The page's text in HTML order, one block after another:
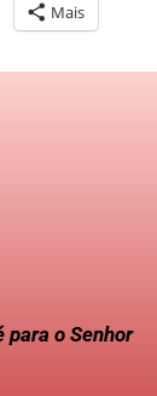
Mais
para o Senhor